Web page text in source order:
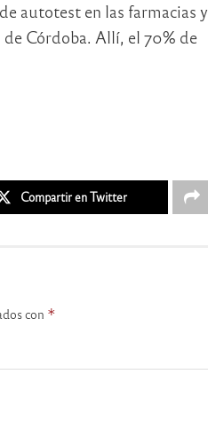
autotest en las farmacias y
Córdoba. Allí, el 70% de
Compartir en Twitter
con *